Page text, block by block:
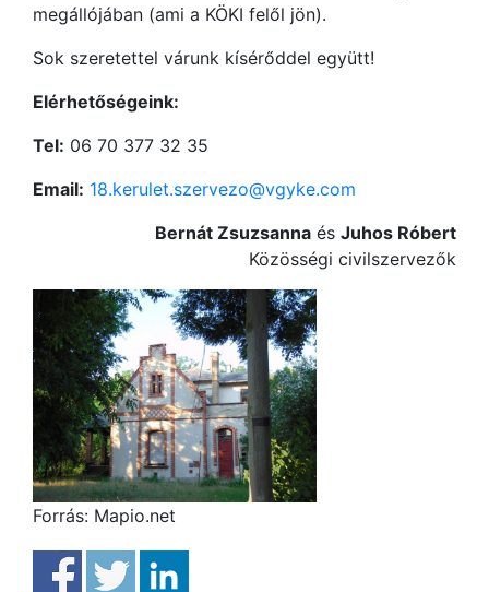
megállójában (ami a KÖKI felől jön).
Sok szeretettel várunk kísérőddel együtt!
Elérhetőségeink:
Tel: 06 70 377 32 35
Email: 18.kerulet.szervezo@vgyke.com
Bernát Zsuzsanna és Juhos Róbert
Közösségi civilszervezők
Forrás: Mapio.net